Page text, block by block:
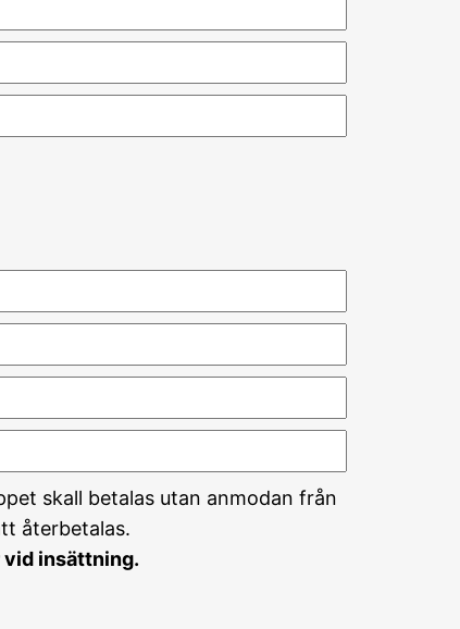
skall betalas utan anmodan från
återbetalas.
vid insättning.